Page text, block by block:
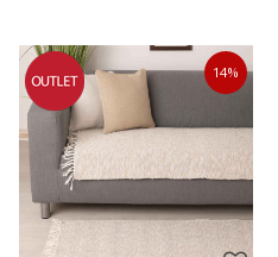
Veličina
70X120 70X160 70X200
Dodaj u korpu
14%